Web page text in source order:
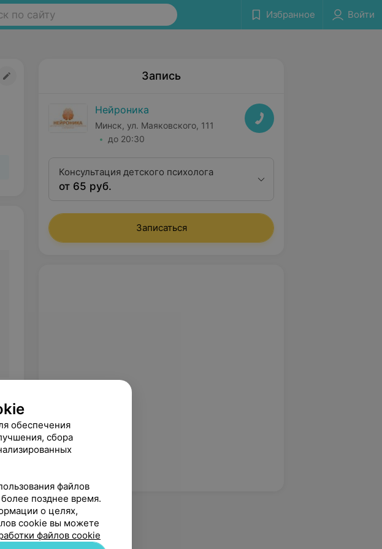
по сайту Избранное Войти
Запись
Нейроника
Минск, ул. Маяковского, 111
до 20:30
Консультация детского психолога
от 65 руб.
Записаться
обеспечения
сбора
файлов
позднее время.
о целях,
cookie вы можете
файлов cookie